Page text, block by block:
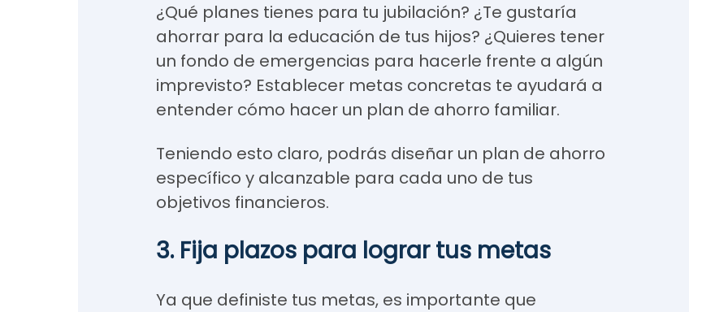
¿Qué planes tienes para tu jubilación? ¿Te gustaría
ahorrar para la educación de tus hijos? ¿Quieres tener
un fondo de emergencias para hacerle frente a algún
imprevisto? Establecer metas concretas te ayudará a
entender cómo hacer un plan de ahorro familiar.
Teniendo esto claro, podrás diseñar un plan de ahorro
específico y alcanzable para cada uno de tus
objetivos financieros.
3. Fija plazos para lograr tus metas
Ya que definiste tus metas, es importante que